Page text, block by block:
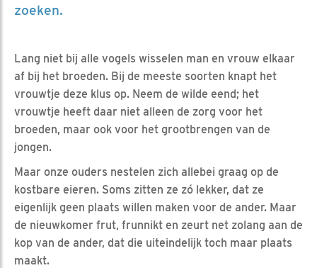
zoeken.
Lang niet bij alle vogels wisselen man en vrouw elkaar
af bij het broeden. Bij de meeste soorten knapt het
vrouwtje deze klus op. Neem de wilde eend; het
vrouwtje heeft daar niet alleen de zorg voor het
broeden, maar ook voor het grootbrengen van de
jongen.
Maar onze ouders nestelen zich allebei graag op de
kostbare eieren. Soms zitten ze zó lekker, dat ze
eigenlijk geen plaats willen maken voor de ander. Maar
de nieuwkomer frut, frunnikt en zeurt net zolang aan de
kop van de ander, dat die uiteindelijk toch maar plaats
maakt.